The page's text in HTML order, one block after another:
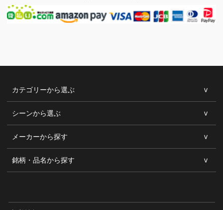
カテゴリーから選ぶ
シーンから選ぶ
メーカーから探す
銘柄・品名から探す